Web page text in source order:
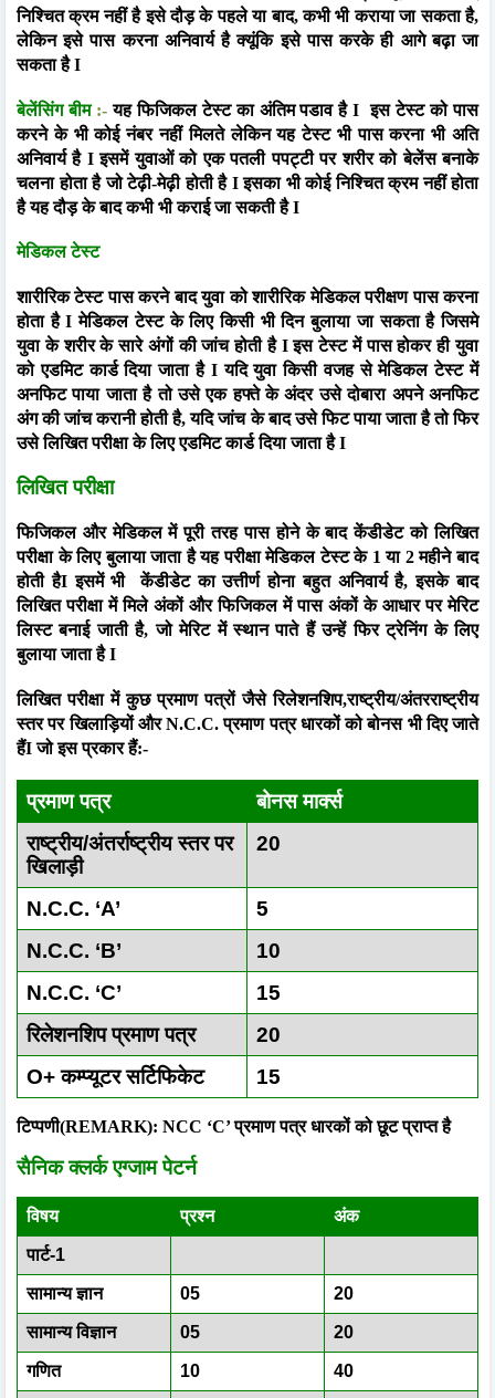
निश्चित क्रम नहीं है इसे दौड़ के पहले या बाद, कभी भी कराया जा सकता है,
लेकिन इसे पास करना अनिवार्य है क्यूंकि इसे पास करके ही आगे बढ़ा जा
सकता है I
बेलेंसिंग बीम :- यह फिजिकल टेस्ट का अंतिम पडाव है I
इस टेस्ट को पास
करने के भी कोई नंबर नहीं मिलते लेकिन यह टेस्ट भी पास करना भी अति
अनिवार्य है I इसमें युवाओं को एक पतली पपट्टी पर शरीर को बेलेंस बनाके
चलना होता है जो टेढ़ी-मेढ़ी होती है I इसका भी कोई निश्चित क्रम नहीं होता
है यह दौड़ के बाद कभी भी कराई जा सकती है I
मेडिकल टेस्ट
शारीरिक टेस्ट पास करने बाद युवा को शारीरिक मेडिकल परीक्षण पास करना
होता है I मेडिकल टेस्ट के लिए किसी भी दिन बुलाया जा सकता है जिसमे
युवा के शरीर के सारे अंगों की जांच होती है I इस टेस्ट में पास होकर ही युवा
को एडमिट कार्ड दिया जाता है I यदि युवा किसी वजह से मेडिकल टेस्ट में
अनफिट पाया जाता है तो उसे एक हफ्ते के अंदर उसे दोबारा अपने अनफिट
अंग की जांच करानी होती है, यदि जांच के बाद उसे फिट पाया जाता है तो फिर
उसे लिखित परीक्षा के लिए एडमिट कार्ड दिया जाता है I
लिखित परीक्षा
फिजिकल और मेडिकल में पूरी तरह पास होने के बाद केंडीडेट को लिखित
परीक्षा के लिए बुलाया जाता है यह परीक्षा मेडिकल टेस्ट के 1 या 2 महीने बाद
होती हैI इसमें भी
केंडीडेट का उत्तीर्ण होना बहुत अनिवार्य है, इसके बाद
लिखित परीक्षा में मिले अंकों और फिजिकल में पास अंकों के आधार पर मेरिट
लिस्ट बनाई जाती है, जो मेरिट में स्थान पाते हैं उन्हें फिर ट्रेनिंग के लिए
बुलाया जाता है I
लिखित परीक्षा में कुछ प्रमाण पत्रों जैसे रिलेशनशिप,राष्ट्रीय/अंतरराष्ट्रीय
स्तर पर खिलाड़ियों और N.C.C. प्रमाण पत्र धारकों को बोनस भी दिए जाते
हैंI जो इस प्रकार हैं:-
प्रमाण पत्र
बोनस मार्क्स
राष्ट्रीय/अंतर्राष्ट्रीय स्तर पर
खिलाड़ी
20
N.C.C. ‘A’
5
N.C.C. ‘B’
10
N.C.C. ‘C’
15
रिलेशनशिप प्रमाण पत्र
20
O+ कम्प्यूटर सर्टिफिकेट
15
टिप्पणी(REMARK): NCC ‘C’ प्रमाण पत्र धारकों को छूट प्राप्त है
सैनिक क्लर्क एग्जाम पेटर्न
विषय प्रश्न अंक
पार्ट-1
सामान्य ज्ञान 05 20
सामान्य विज्ञान 05 20
गणित 10 40